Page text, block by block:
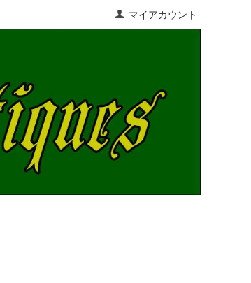
マイアカウント